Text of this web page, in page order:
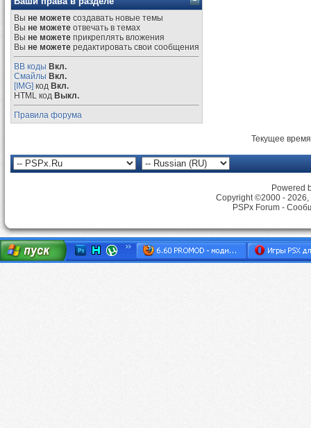
Вы не можете создавать новые темы
Вы не можете отвечать в темах
Вы не можете прикреплять вложения
Вы не можете редактировать свои сообщения
BB коды Вкл.
Смайлы Вкл.
[IMG] код Вкл.
HTML код Выкл.
Правила форума
Текущее
Powered
Copyright ©2000 -
PSPx Forum -